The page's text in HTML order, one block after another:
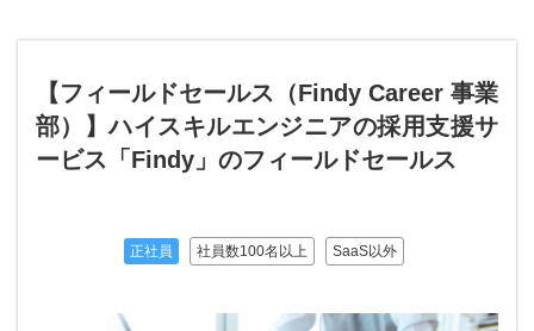
【フィールドセールス（Findy Career 事業
部）】ハイスキルエンジニアの採用支援サ
ービス「Findy」のフィールドセールス
正社員 社員数100名以上 SaaS以外